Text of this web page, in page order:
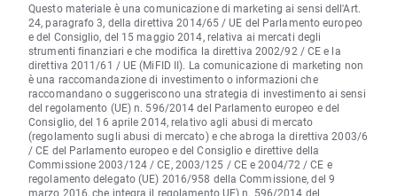
Questo materiale è una comunicazione di marketing ai sensi dell'Art.
24, paragrafo 3, della direttiva 2014/65 / UE del Parlamento europeo
e del Consiglio, del 15 maggio 2014, relativa ai mercati degli
strumenti finanziari e che modifica la direttiva 2002/92 / CE e la
direttiva 2011/61 / UE (MiFID II). La comunicazione di marketing non
è una raccomandazione di investimento o informazioni che
raccomandano o suggeriscono una strategia di investimento ai sensi
del regolamento (UE) n. 596/2014 del Parlamento europeo e del
Consiglio, del 16 aprile 2014, relativo agli abusi di mercato
(regolamento sugli abusi di mercato) e che abroga la direttiva 2003/6
/ CE del Parlamento europeo e del Consiglio e direttive della
Commissione 2003/124 / CE, 2003/125 / CE e 2004/72 / CE e
regolamento delegato (UE) 2016/958 della Commissione, del 9
marzo 2016, che integra il regolamento UE) n. 596/2014 del